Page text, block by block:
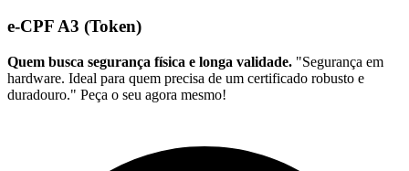
e-CPF A3 (Token)
Quem busca segurança física e longa validade. "Segurança em
hardware. Ideal para quem precisa de um certificado robusto e
duradouro." Peça o seu agora mesmo!